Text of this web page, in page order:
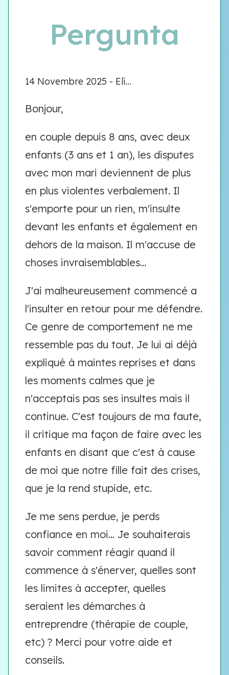
Pergunta
14 Novembre 2025 - Eli...
Bonjour,
en couple depuis 8 ans, avec deux
enfants (3 ans et 1 an), les disputes
avec mon mari deviennent de plus
en plus violentes verbalement. Il
s'emporte pour un rien, m'insulte
devant les enfants et également en
dehors de la maison. Il m'accuse de
choses invraisemblables...
J'ai malheureusement commencé a
l'insulter en retour pour me défendre.
Ce genre de comportement ne me
ressemble pas du tout. Je lui ai déjà
expliqué à maintes reprises et dans
les moments calmes que je
n'acceptais pas ses insultes mais il
continue. C'est toujours de ma faute,
il critique ma façon de faire avec les
enfants en disant que c'est à cause
de moi que notre fille fait des crises,
que je la rend stupide, etc.
Je me sens perdue, je perds
confiance en moi... Je souhaiterais
savoir comment réagir quand il
commence à s'énerver, quelles sont
les limites à accepter, quelles
seraient les démarches à
entreprendre (thérapie de couple,
etc) ? Merci pour votre aide et
conseils.